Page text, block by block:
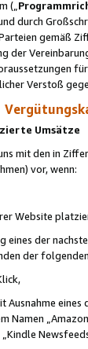
(„
durch
gemäß
der
Verstoß
Umsätze
mit den in
vor, wenn:
Website
der
der
eines
„Amazon